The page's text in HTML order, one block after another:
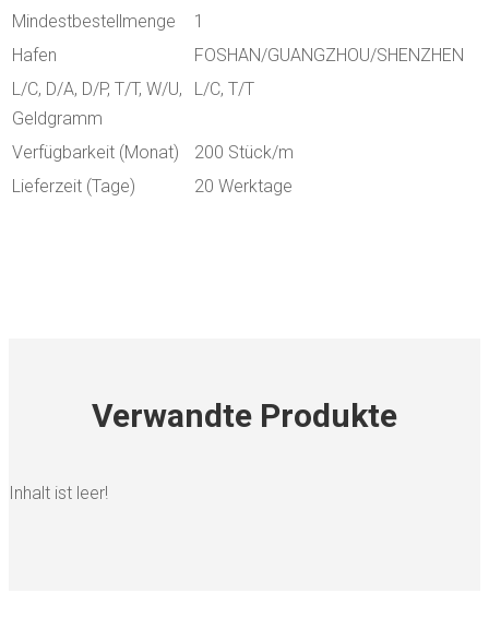
Mindestbestellmenge
1
Hafen
FOSHAN/GUANGZHOU/SHENZHEN
L/C, D/A, D/P, T/T, W/U,
Geldgramm
L/C, T/T
Verfügbarkeit (Monat)
200 Stück/m
Lieferzeit (Tage)
20 Werktage
Verwandte Produkte
Inhalt ist leer!